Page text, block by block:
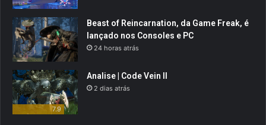
Beast of Reincarnation, da Game Freak, é
lançado nos Consoles e PC
24 horas atrás
7.9
Analise | Code Vein II
2 dias atrás